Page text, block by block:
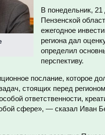
В понедельник, 21
Пензенской
ежегодное
региона дал
определил
перспективу.
послание, которое
стоящих перед
ответственности,
сфере», — сказал Иван